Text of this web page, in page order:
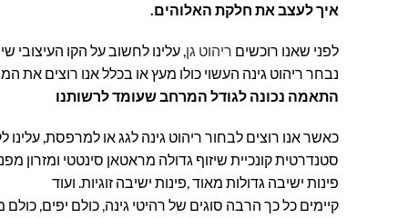
איך לעצב את חלקת האלוהים.
לפני שאנו רוכשים ריהוט גן, עלינו לחשוב על הקו
נבחר ריהוט גינה העשוי כולו מעץ או בכלל אנו רוצים
התאמה נכונה לגודל המרחב שעומד לרשותנו
כאשר אנו רוצים לבחור ריהוט גינה לגג או למרפסת, עלינו
סטנדרטית קונכיית שיזוף גדולה מראטאן סינטטי ומזרון
פינות ישיבה גדולות מאוד ,פינות ישיבה זוגיות. ועוד
קיימים כל כך הרבה סוגים של רהיטי גינה, כולם יפים,